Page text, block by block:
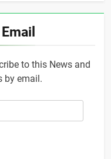
to this News and
by email.